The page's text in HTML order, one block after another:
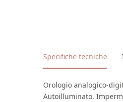
Specifiche tecniche
Orologio analogico-
Autoilluminato.